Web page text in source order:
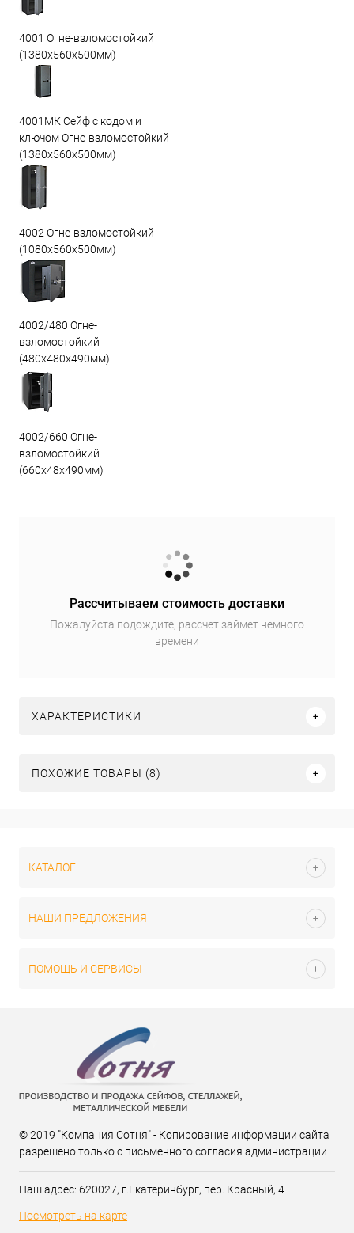
4001 Огне-взломостойкий
(1380х560х500мм)
4001МК Сейф с кодом и
ключом Огне-взломостойкий
(1380х560х500мм)
4002 Огне-взломостойкий
(1080х560х500мм)
4002/480 Огне-
взломостойкий
(480х480х490мм)
4002/660 Огне-
взломостойкий
(660х48х490мм)
Рассчитываем стоимость доставки
Пожалуйста подождите, рассчет займет немного
времени
ХАРАКТЕРИСТИКИ
ПОХОЖИЕ ТОВАРЫ (8)
КАТАЛОГ
НАШИ ПРЕДЛОЖЕНИЯ
ПОМОЩЬ И СЕРВИСЫ
© 2019 "Компания Сотня" - Копирование информации сайта
разрешено только с письменного согласия администрации
Наш адрес: 620027, г.Екатеринбург, пер. Красный, 4
Посмотреть на карте